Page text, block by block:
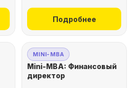
Подробнее
MINI-MBA
Mini-MBA: Финансовый
директор